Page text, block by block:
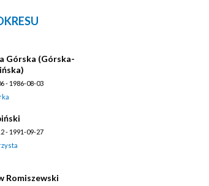
Górska (Górska-
- 1986-08-03
- 1991-09-27
Romiszewski